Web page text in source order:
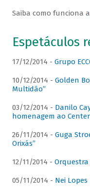
Saiba como funciona a
Espetáculos
17/12/2014 - Grupo
10/12/2014 - Golden
Multidão”
03/12/2014 - Danilo
homenagem ao
26/11/2014 - Guga
Orixás”
12/11/2014 - Orquestra
05/11/2014 - Nei